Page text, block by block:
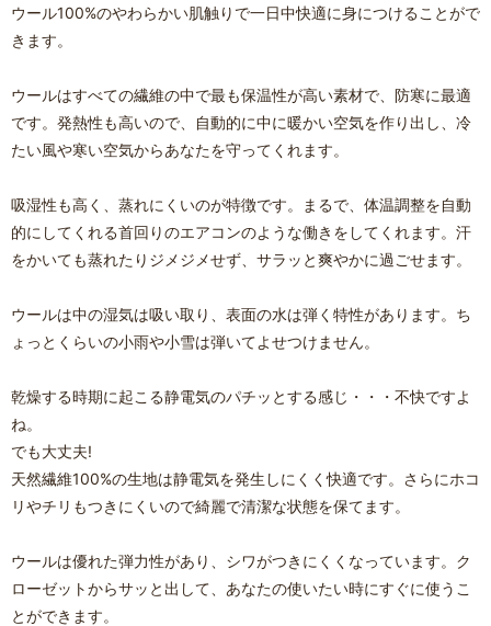
ウール100%のやわらかい肌触りで一日中快適に身につけることがで
きます。
ウールはすべての繊維の中で最も保温性が高い素材で、防寒に最適
です。発熱性も高いので、自動的に中に暖かい空気を作り出し、冷
たい風や寒い空気からあなたを守ってくれます。
吸湿性も高く、蒸れにくいのが特徴です。まるで、体温調整を自動
的にしてくれる首回りのエアコンのような働きをしてくれます。汗
をかいても蒸れたりジメジメせず、サラッと爽やかに過ごせます。
ウールは中の湿気は吸い取り、表面の水は弾く特性があります。ち
ょっとくらいの小雨や小雪は弾いてよせつけません。
乾燥する時期に起こる静電気のパチッとする感じ・・・不快ですよ
ね。
でも大丈夫!
天然繊維100%の生地は静電気を発生しにくく快適です。さらにホコ
リやチリもつきにくいので綺麗で清潔な状態を保てます。
ウールは優れた弾力性があり、シワがつきにくくなっています。ク
ローゼットからサッと出して、あなたの使いたい時にすぐに使うこ
とができます。